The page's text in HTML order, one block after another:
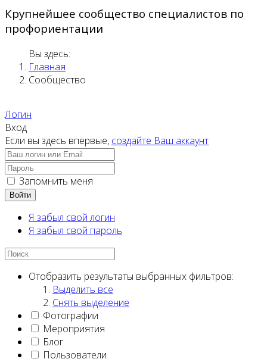
Крупнейшее сообщество специалистов по
профориентации
Вы здесь:
Главная
Сообщество
Логин
Вход
Если вы здесь впервые, создайте Ваш аккаунт
Запомнить меня
Войти
Я забыл свой логин
Я забыл свой пароль
Отобразить результаты выбранных фильтров:
Выделить все
Снять выделение
Фотографии
Мероприятия
Блог
Пользователи